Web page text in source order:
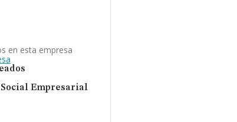
en esta empresa
Empresarial